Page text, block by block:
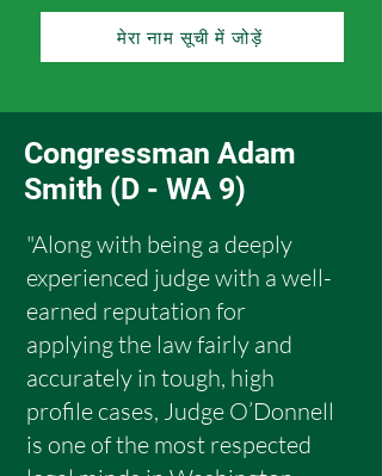
मेरा नाम सूची में जोड़ें
Congressman Adam
Smith (D - WA 9)
"Along with being a deeply
experienced judge with a well-
earned reputation for
applying the law fairly and
accurately in tough, high
profile cases, Judge O’Donnell
is one of the most respected